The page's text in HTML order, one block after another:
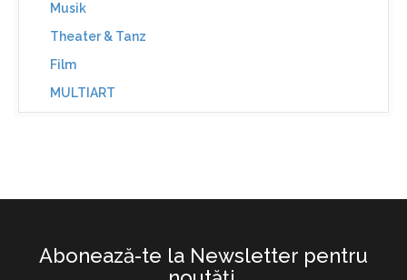
Musik
Theater & Tanz
Film
MULTIART
Abonează-te la Newsletter pentru